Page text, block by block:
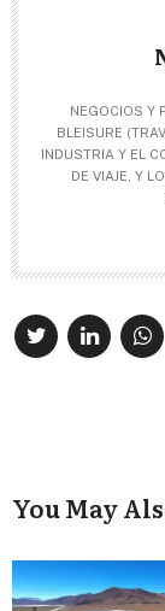
NEGOCIOS Y
BLEISURE
INDUSTRIA Y EL
DE VIAJE, Y
You May